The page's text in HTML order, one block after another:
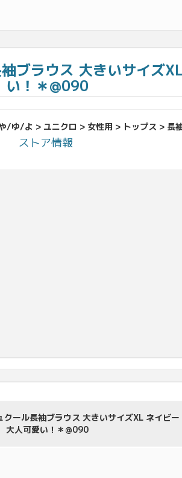
ブラウス 大きいサイズ
い！＊@090
/ゆ/よ > ユニクロ > 女性用 > トップス > 長
ストア情報
ール長袖ブラウス 大きいサイズXL ネイビ
大人可愛い！＊@090